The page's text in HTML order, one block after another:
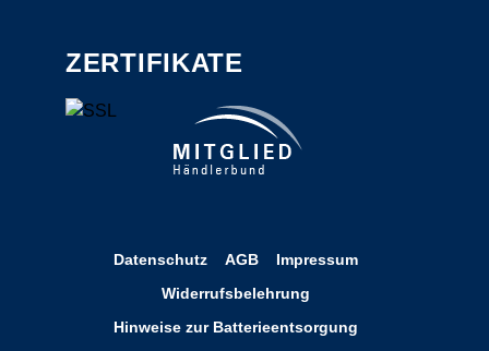
ZERTIFIKATE
Datenschutz AGB
Impressum
Widerrufsbelehrung
Hinweise zur Batterieentsorgung